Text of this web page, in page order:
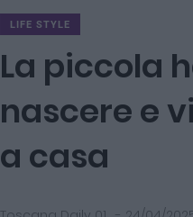
LIFE STYLE
La piccola
nascere e
a casa